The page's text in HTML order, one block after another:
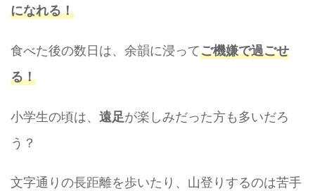
になれる！
食べた後の数日は、余韻に浸ってご機嫌で過ごせ
る！
小学生の頃は、 遠足が楽しみだった方も多いだろ
う？
文字通りの長距離を歩いたり、山登りするのは苦手